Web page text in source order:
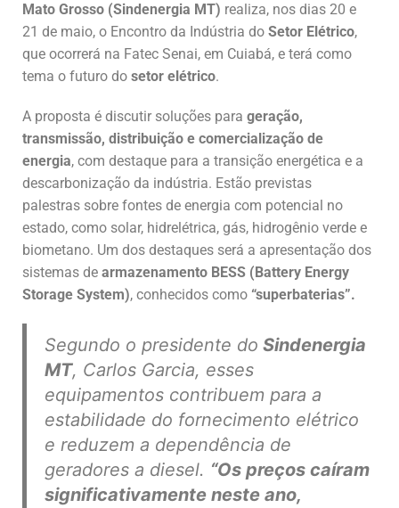
Mato Grosso (Sindenergia MT) realiza, nos dias 20 e
21 de maio, o Encontro da Indústria do Setor Elétrico,
que ocorrerá na Fatec Senai, em Cuiabá, e terá como
tema o futuro do setor elétrico.
A proposta é discutir soluções para geração,
transmissão, distribuição e comercialização de
energia, com destaque para a transição energética e a
descarbonização da indústria. Estão previstas
palestras sobre fontes de energia com potencial no
estado, como solar, hidrelétrica, gás, hidrogênio verde e
biometano. Um dos destaques será a apresentação dos
sistemas de armazenamento BESS (Battery Energy
Storage System), conhecidos como “superbaterias”.
Segundo o presidente do Sindenergia
MT, Carlos Garcia, esses
equipamentos contribuem para a
estabilidade do fornecimento elétrico
e reduzem a dependência de
geradores a diesel. “Os preços caíram
significativamente neste ano,